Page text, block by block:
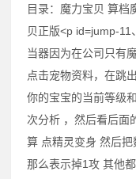
目录：魔力宝贝 算档
贝正版˂p id=jump-
当器因为在公司只有
点击宠物资料，在跳
你的宝宝的当前等级
次分析 ，然后看后面
算 点精灵变身 然后
那么表示掉1攻 其他